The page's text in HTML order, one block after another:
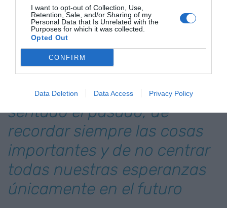
I want to opt-out of Collection, Use,
Retention, Sale, and/or Sharing of my
Personal Data that Is Unrelated with the
Purposes for which it was collected.
Opted Out
CONFIRM
Data Deletion Data Access Privacy Policy
grandes tesoros que tengo: jugar a las cartas con
mis abuelos cada vez que estoy en casa.
Lo que Bad Bunny busca
reflejar con esta idea es la
necesidad de no dar por
sentado el pasado, de
recordar siempre las cosas
importantes y de no centrar
todas nuestras esperanzas
únicamente en el futuro